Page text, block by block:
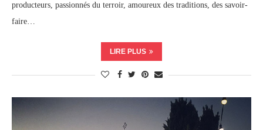
producteurs, passionnés du terroir, amoureux des traditions, des savoir-
faire…
LIRE PLUS